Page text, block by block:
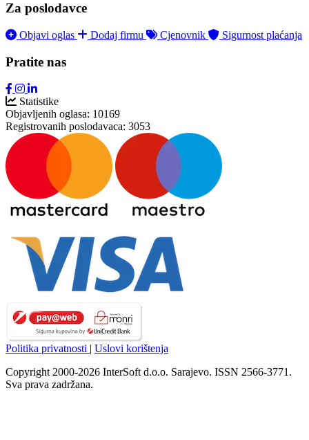
Za poslodavce
Objavi oglas Dodaj firmu Cjenovnik Sigurnost plaćanja
Pratite nas
Statistike
Objavljenih oglasa: 10169
Registrovanih poslodavaca: 3053
Politika privatnosti | Uslovi korištenja
Copyright 2000-2026 InterSoft d.o.o. Sarajevo. ISSN 2566-3771.
Sva prava zadržana.